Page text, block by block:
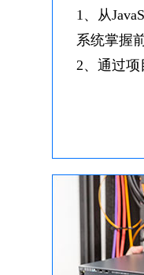
1、从
系统掌握
2、通过